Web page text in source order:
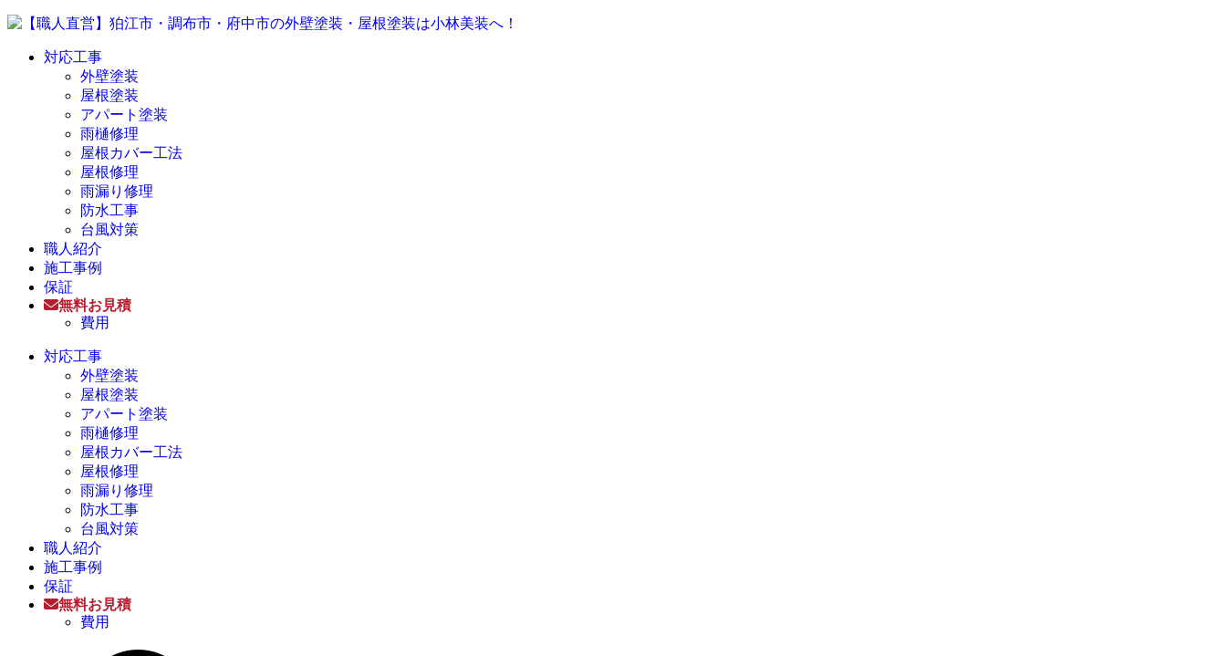
対応工事
外壁塗装
屋根塗装
アパート塗装
雨樋修理
屋根カバー工法
屋根修理
雨漏り修理
防水工事
台風対策
職人紹介
施工事例
保証
無料お見積
費用
対応工事
外壁塗装
屋根塗装
アパート塗装
雨樋修理
屋根カバー工法
屋根修理
雨漏り修理
防水工事
台風対策
職人紹介
施工事例
保証
無料お見積
費用